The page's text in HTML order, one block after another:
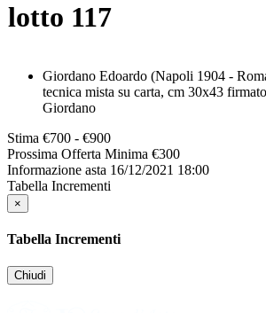
lotto 117
Giordano Edoardo (Napoli 1904 -
tecnica mista su carta, cm 30x43
Giordano
Stima €700 - €900
Prossima Offerta Minima €300
Informazione asta 16/12/2021 18:00
Tabella Incrementi
×
Tabella Incrementi
Chiudi